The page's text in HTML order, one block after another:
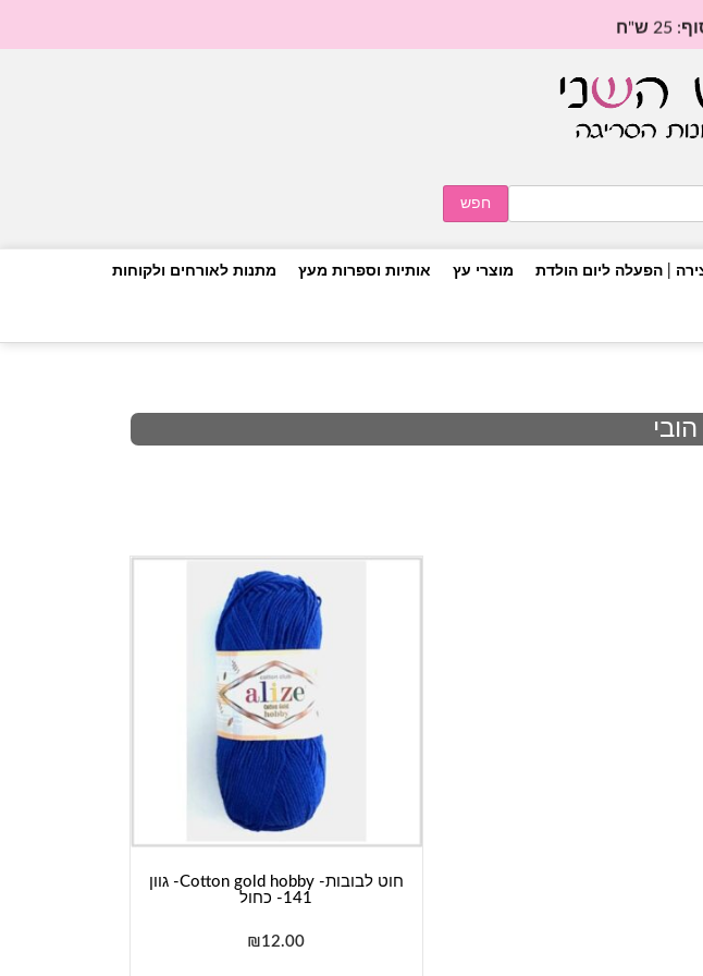
ש"ח
| הפעלה ליום הולדת מוצרי עץ אותיות וספרות מעץ מתנות לאורחים ולקוחות
חוט לבובות- Cotton gold hobby- גוון
141- כחול
₪12.00